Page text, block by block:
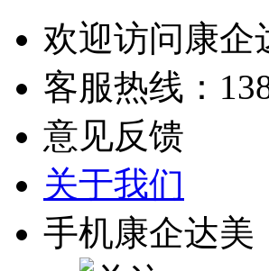
欢迎访问康企
客服热线：
意见反馈
关于我们
手机康企达美